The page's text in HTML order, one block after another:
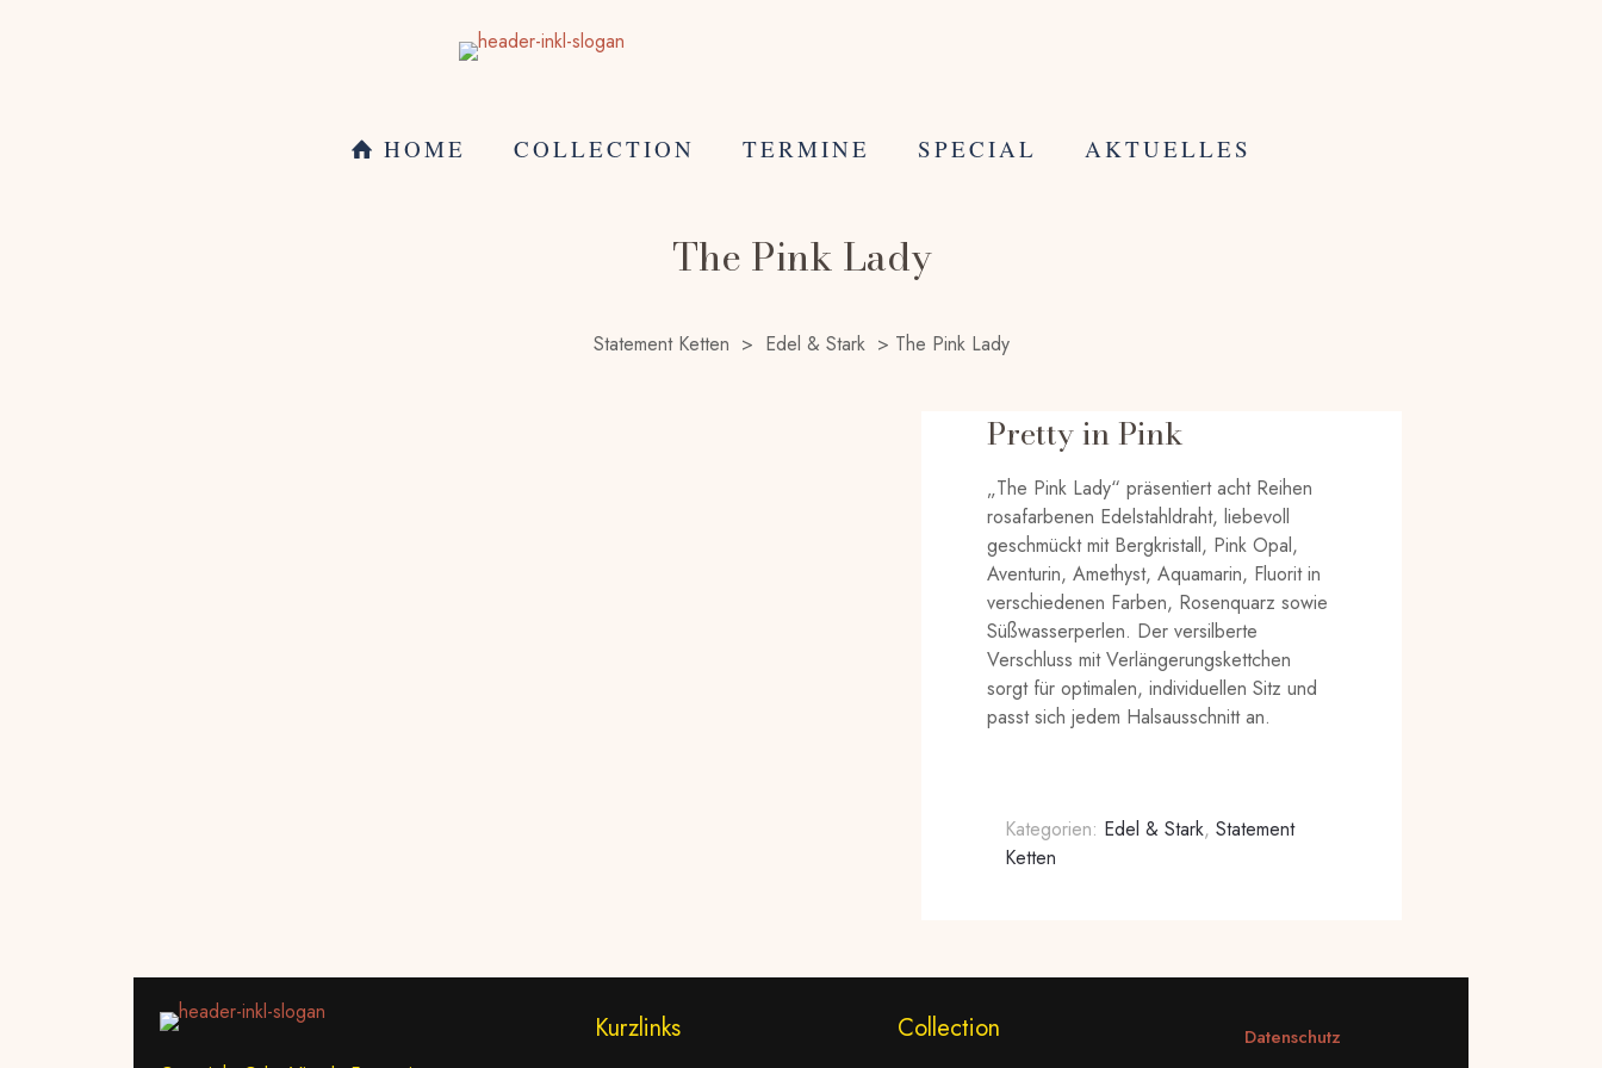
HOME COLLECTION TERMINE SPECIAL AKTUELLES
The Pink Lady
Statement Ketten > Edel & Stark > The Pink Lady
Pretty in Pink
„The Pink Lady“ präsentiert acht Reihen
rosafarbenen Edelstahldraht, liebevoll
geschmückt mit Bergkristall, Pink Opal,
Aventurin, Amethyst, Aquamarin, Fluorit in
verschiedenen Farben, Rosenquarz sowie
Süßwasserperlen. Der versilberte
Verschluss mit Verlängerungskettchen
sorgt für optimalen, individuellen Sitz und
passt sich jedem Halsausschnitt an.
Kategorien: Edel & Stark, Statement
Ketten
Kurzlinks Collection Datenschutz